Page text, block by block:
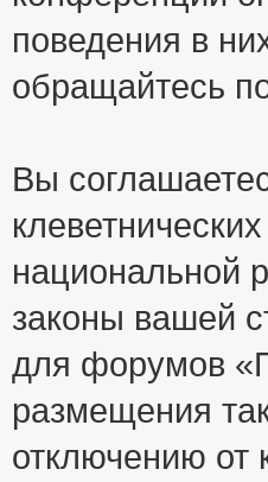
поведения в
обращайтесь
Вы
национальной
законы вашей
для форумов
размещения
отключению от